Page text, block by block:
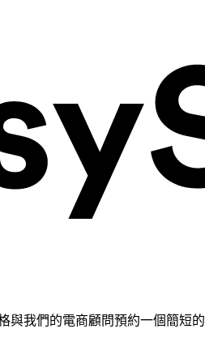
與我們的電商顧問預約一個簡短